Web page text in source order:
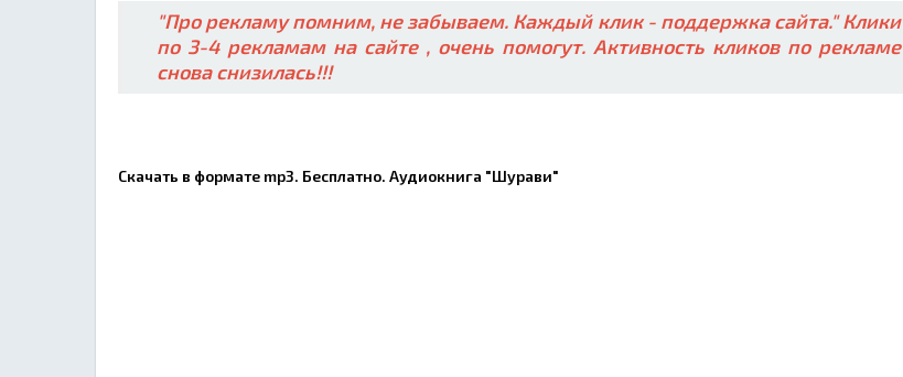
"Про рекламу помним, не забываем. Каждый клик - поддержка сайта." Клики
по 3-4 рекламам на сайте , очень помогут. Активность кликов по рекламе
снова снизилась!!!
Скачать в формате mp3. Бесплатно. Аудиокнига "Шурави"